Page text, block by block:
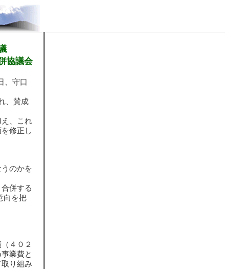
協議会
、守口
、賛成
、これ
修正し
のかを
併する
向を把
４０２
業費と
り組み